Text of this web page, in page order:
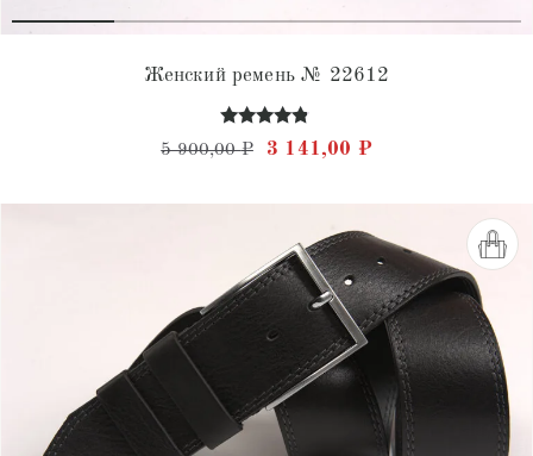
Женский ремень № 22612
Оценка
4.67
5 900,00₽ Первоначальная цена
3 141,00 ₽Текущая цена: